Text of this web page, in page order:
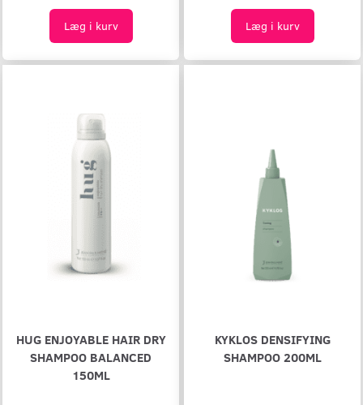
Læg i kurv Læg i kurv
HUG ENJOYABLE HAIR DRY
SHAMPOO BALANCED
150ML
KYKLOS DENSIFYING
SHAMPOO 200ML